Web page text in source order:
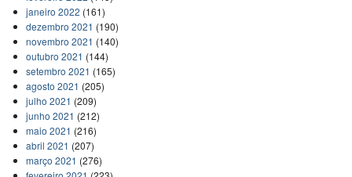
janeiro 2022 (161)
dezembro 2021 (190)
novembro 2021 (140)
outubro 2021 (144)
setembro 2021 (165)
agosto 2021 (205)
julho 2021 (209)
junho 2021 (212)
maio 2021 (216)
abril 2021 (207)
março 2021 (276)